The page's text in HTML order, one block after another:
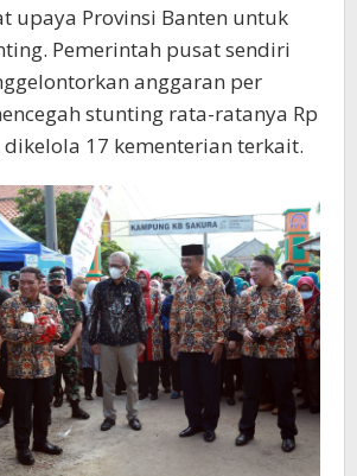
upaya Provinsi Banten untuk
Pemerintah pusat sendiri
anggaran per
stunting rata-ratanya Rp
17 kementerian terkait.